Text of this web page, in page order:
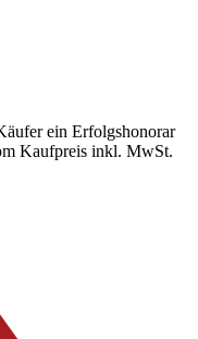
ein Erfolgshonorar
Kaufpreis inkl. MwSt.